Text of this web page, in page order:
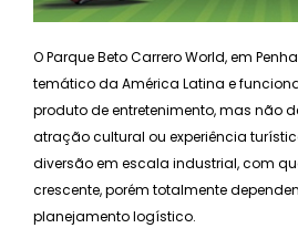
O Parque Beto Carrero World, em
temático da América Latina e
produto de entretenimento, mas não
atração cultural ou experiência
diversão em escala industrial, com
crescente, porém totalmente
planejamento logístico.